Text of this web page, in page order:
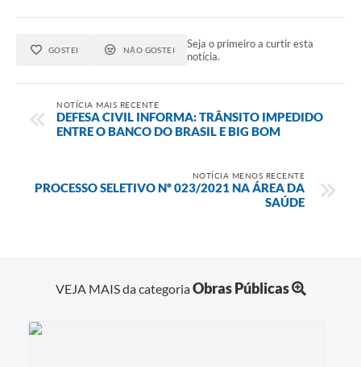
Telefones Úteis
Diário Oficial
GOSTEI NÃO GOSTEI
Seja o primeiro a curtir esta
notícia.
NOTÍCIA MAIS RECENTE
DEFESA CIVIL INFORMA: TRÂNSITO IMPEDIDO
ENTRE O BANCO DO BRASIL E BIG BOM
NOTÍCIA MENOS RECENTE
PROCESSO SELETIVO Nº 023/2021 NA ÁREA DA
SAÚDE
VEJA MAIS da categoriaObras Públicas